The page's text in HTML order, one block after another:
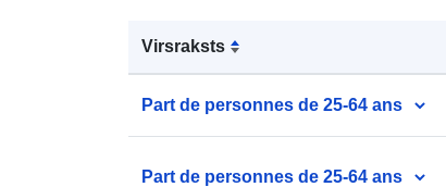
Virsraksts
Part de personnes de 25-64 ans
Part de personnes de 25-64 ans